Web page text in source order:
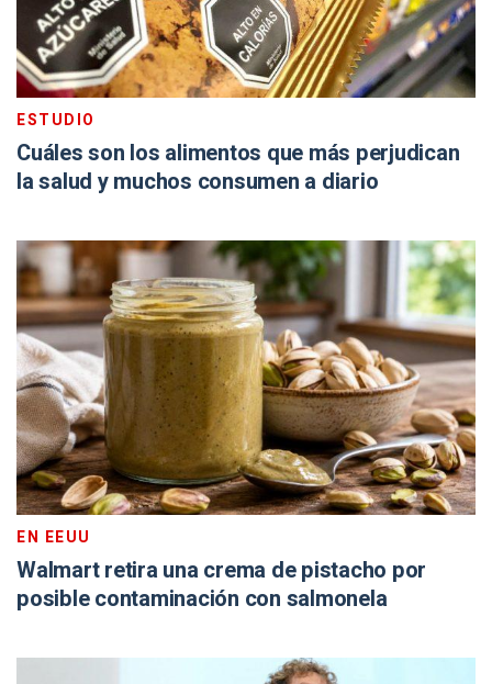
ESTUDIO
Cuáles son los alimentos que más perjudican
la salud y muchos consumen a diario
EN EEUU
Walmart retira una crema de pistacho por
posible contaminación con salmonela